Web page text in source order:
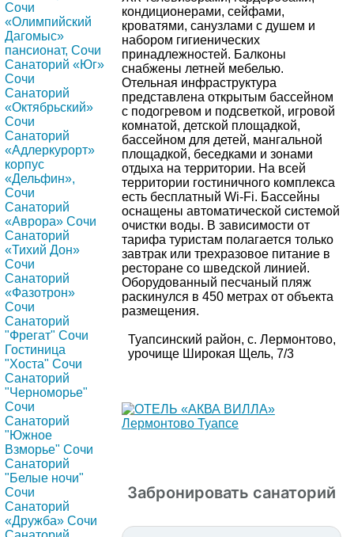
Сочи
«Олимпийский
Дагомыс»
пансионат, Сочи
Санаторий «Юг»
Сочи
Санаторий
«Октябрьский»
Сочи
Санаторий
«Адлеркурорт»
корпус
«Дельфин»,
Сочи
Санаторий
«Аврора» Сочи
Санаторий
«Тихий Дон»
Сочи
Санаторий
«Фазотрон»
Сочи
Санаторий
"Фрегат" Сочи
Гостиница
"Хоста" Сочи
Санаторий
"Черноморье"
Сочи
Санаторий
"Южное
Взморье" Сочи
Санаторий
"Белые ночи"
Сочи
Санаторий
«Дружба» Сочи
кондиционерами, сейфами,
кроватями, санузлами с душем и
набором гигиенических
принадлежностей. Балконы
снабжены летней мебелью.
Отельная инфраструктура
представлена открытым бассейном
с подогревом и подсветкой, игровой
комнатой, детской площадкой,
бассейном для детей, мангальной
площадкой, беседками и зонами
отдыха на территории. На всей
территории гостиничного комплекса
есть бесплатный Wi-Fi. Бассейны
оснащены автоматической системой
очистки воды. В зависимости от
тарифа туристам полагается только
завтрак или трехразовое питание в
ресторане со шведской линией.
Оборудованный песчаный пляж
раскинулся в 450 метрах от объекта
размещения.
Туапсинский район, с. Лермонтово,
урочище Широкая Щель, 7/3
Забронировать санаторий